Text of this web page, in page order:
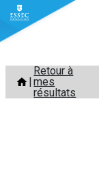
Aller
contenu
Retour à
mes
résultats